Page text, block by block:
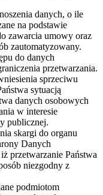
danych, o ile
na podstawie
zawarcia umowy oraz
zautomatyzowany.
do danych
przetwarzania.
sprzeciwu
sytuacją
danych osobowych
w interesie
publicznej.
skargi do organu
Danych
przetwarzanie Państwa
niezgodny z
podmiotom